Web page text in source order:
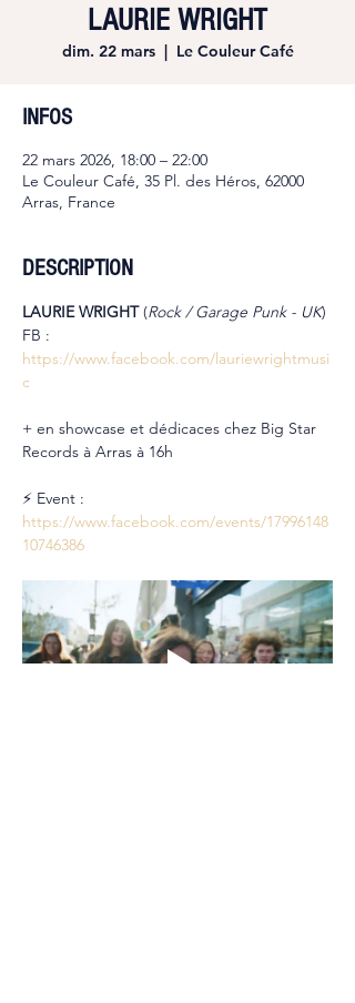
LAURIE WRIGHT
dim. 22 mars
  |
Le Couleur Café
INFOS
22 mars 2026, 18:00 – 22:00
Le Couleur Café, 35 Pl. des Héros, 62000
Arras, France
DESCRIPTION
LAURIE WRIGHT (Rock / Garage Punk - UK)
FB :
https://www.facebook.com/lauriewrightmusi
c
+ en showcase et dédicaces chez Big Star
Records à Arras à 16h
⚡ Event :
https://www.facebook.com/events/17996148
10746386